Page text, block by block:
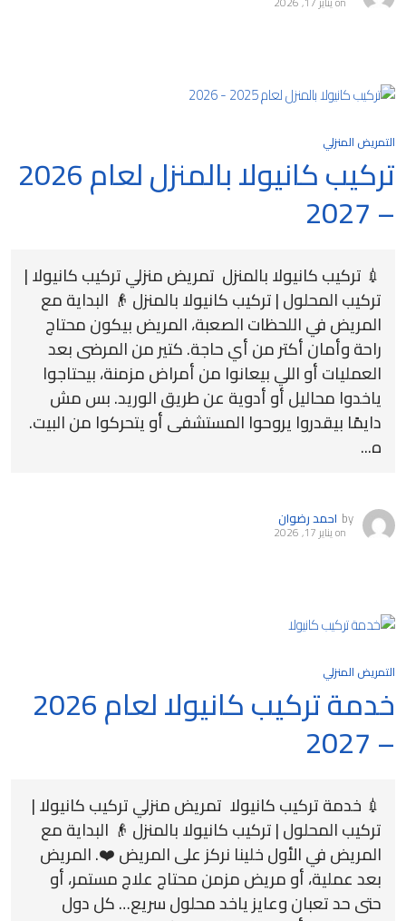
التمريض المنزلي
تركيب كانيولا بالمنزل لعام 2026
– 2027
💉 تركيب كانيولا بالمنزل تمريض منزلي تركيب كانيولا |
تركيب المحلول | تركيب كانيولا بالمنزل 👴 البداية مع
المريض في اللحظات الصعبة، المريض بيكون محتاج
راحة وأمان أكتر من أي حاجة. كتير من المرضى بعد
العمليات أو اللي بيعانوا من أمراض مزمنة، بيحتاجوا
ياخدوا محاليل أو أدوية عن طريق الوريد. بس مش
دايمًا بيقدروا يروحوا المستشفى أو يتحركوا من البيت.
ه...
by احمد رضوان
onيناير 17, 2026
التمريض المنزلي
خدمة تركيب كانيولا لعام 2026
– 2027
💉 خدمة تركيب كانيولا تمريض منزلي تركيب كانيولا |
تركيب المحلول | تركيب كانيولا بالمنزل 👴 البداية مع
المريض في الأول خلينا نركز على المريض ❤️. المريض
بعد عملية، أو مريض مزمن محتاج علاج مستمر، أو
حتى حد تعبان وعايز ياخد محلول سريع… كل دول